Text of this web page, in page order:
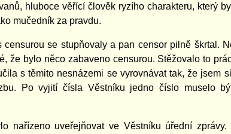
hluboce věřící člověk ryzího charakteru, který
mučedník za pravdu.
se stupňovaly a pan censor pilně škrtal.
že bylo něco zabaveno censurou. Stěžovalo to
s těmito nesnázemi se vyrovnávat tak, že jsem
Po vyjití čísla Věstníku jedno číslo muselo
nařízeno uveřejňovat ve Věstníku úřední zprávy.